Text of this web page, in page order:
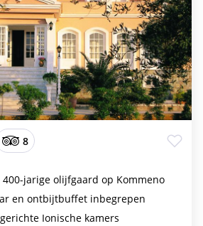
8
jarige olijfgaard op Kommeno
en ontbijtbuffet inbegrepen
Ionische kamers